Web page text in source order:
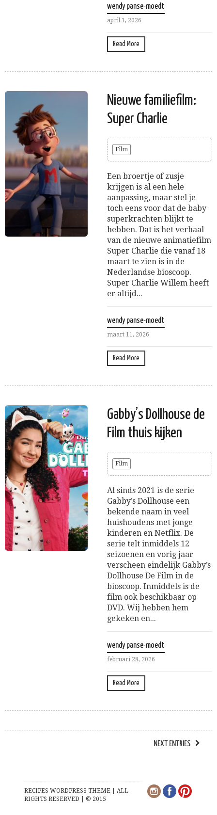
wendy panse-moedt
april 1, 2026
Read More
Nieuwe familiefilm:
Super Charlie
Film
Een broertje of zusje
krijgen is al een hele
aanpassing, maar stel je
toch eens voor dat de baby
superkrachten blijkt te
hebben. Dat is het verhaal
van de nieuwe animatiefilm
Super Charlie die vanaf 18
maart te zien is in de
Nederlandse bioscoop.
Super Charlie Willem heeft
er altijd...
wendy panse-moedt
maart 11, 2026
Read More
Gabby’s Dollhouse de
Film thuis kijken
Film
Al sinds 2021 is de serie
Gabby’s Dollhouse een
bekende naam in veel
huishoudens met jonge
kinderen en Netflix. De
serie telt inmiddels 12
seizoenen en vorig jaar
verscheen eindelijk Gabby’s
Dollhouse De Film in de
bioscoop. Inmiddels is de
film ook beschikbaar op
DVD. Wij hebben hem
gekeken en...
wendy panse-moedt
februari 28, 2026
Read More
NEXT ENTRIES
RECIPES WORDPRESS THEME | ALL
RIGHTS RESERVED | © 2015